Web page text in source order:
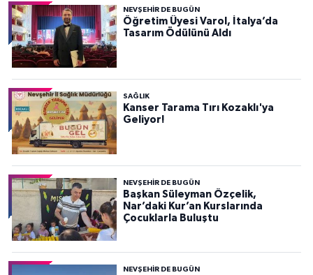
NEVŞEHIR DE BUGÜN
Öğretim Üyesi Varol, İtalya’da
Tasarım Ödülünü Aldı
SAĞLIK
Kanser Tarama Tırı Kozaklı'ya
Geliyor!
NEVŞEHIR DE BUGÜN
Başkan Süleyman Özçelik,
Nar’daki Kur’an Kurslarında
Çocuklarla Buluştu
NEVŞEHIR DE BUGÜN